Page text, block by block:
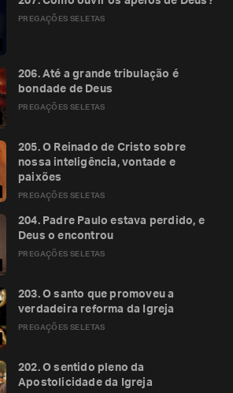
PREGAÇÕES SELETAS
PREGAÇÕES SELETAS
206. Até a grande tribulação é
bondade de Deus
PREGAÇÕES SELETAS
205. O Reinado de Cristo sobre
nossa inteligência, vontade e
paixões
PREGAÇÕES SELETAS
204. Padre Paulo estava perdido, e
Deus o encontrou
PREGAÇÕES SELETAS
203. O santo que promoveu a
verdadeira reforma da Igreja
202. O sentido pleno da
Apostolicidade da Igreja